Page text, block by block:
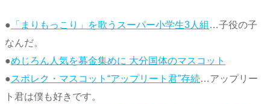
● 「まりもっこり」を歌うスーパー小学生3人組 …子役の子
なんだ。
●めじろん人気を募金集めに 大分国体のマスコット
●スポレク・マスコット“アップリート君”存続…アップリー
ト君は僕も好きです。